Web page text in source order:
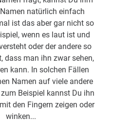
natürlich einfach
ist das aber gar nicht so
wenn es laut ist und
oder der andere so
dass man ihn zwar sehen,
kann. In solchen Fällen
Namen auf viele andere
Beispiel kannst Du ihn
den Fingern zeigen oder
winken...